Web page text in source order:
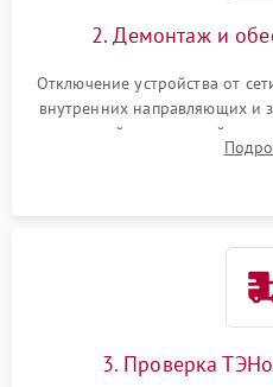
2. Демонтаж и
Отключение устройства от
внутренних направляющих и
задней или верхней
нагревательным
3. Проверка